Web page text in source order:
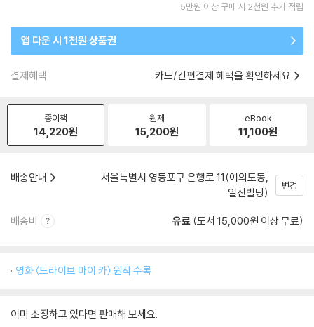
5만원 이상 구매 시 2천원 추가 적립
앱 다운 시 1천원 상품권
결제혜택 카드/간편결제 혜택을 확인하세요
종이책
14,220원
원제
15,200원
eBook
11,100원
배송안내
서울특별시 영등포구 은행로 11(여의도동,
일신빌딩)
변경
배송비 유료 (도서 15,000원 이상 무료)
영화 〈드라이브 마이 카〉 원작 수록
이미 소장하고 있다면 판매해 보세요.